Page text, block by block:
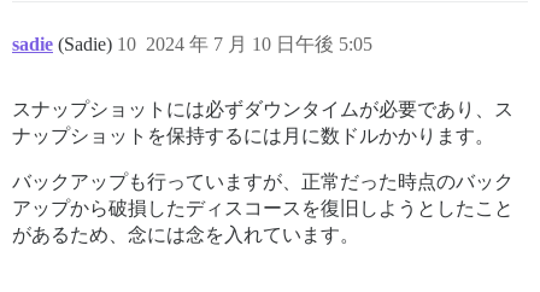
sadie (Sadie) 2024 年 7 月 10 日午後 5:05
10
スナップショットには必ずダウンタイムが必要であり、ス
ナップショットを保持するには月に数ドルかかります。
バックアップも行っていますが、正常だった時点のバック
アップから破損したディスコースを復旧しようとしたこと
があるため、念には念を入れています。